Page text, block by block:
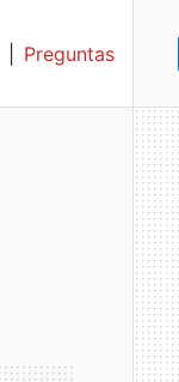
Preguntas